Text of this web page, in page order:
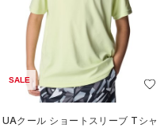
SALE
UAクール ショートスリーブ Tシャ